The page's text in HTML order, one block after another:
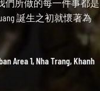
我們所做的每一件事都是
誕生之初就懷著為
Area 1, Nha Trang, Khanh